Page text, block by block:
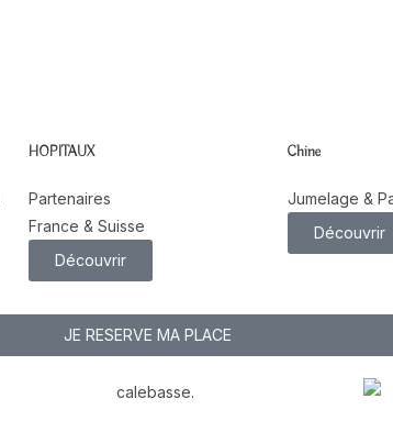
HOPITAUX
Partenaires
France & Suisse
Découvrir
Chine
Jumelage &
Découvrir
JE RESERVE MA PLACE